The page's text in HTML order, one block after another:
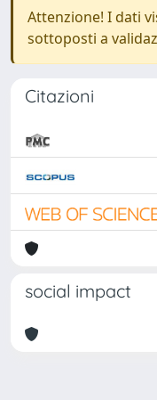
Attenzione! I dati
sottoposti a
Citazioni
social impact